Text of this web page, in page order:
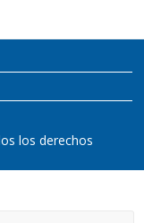
los derechos